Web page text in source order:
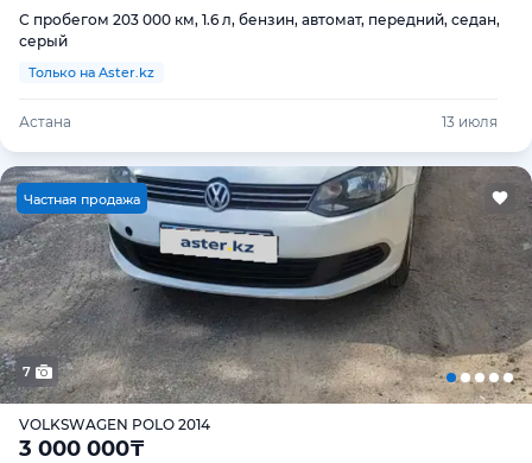
С пробегом 203 000 км, 1.6 л, бензин, автомат, передний, седан,
серый
Только на Aster.kz
Астана 13 июля
Частная продажа
7
VOLKSWAGEN POLO 2014
3 000 000₸